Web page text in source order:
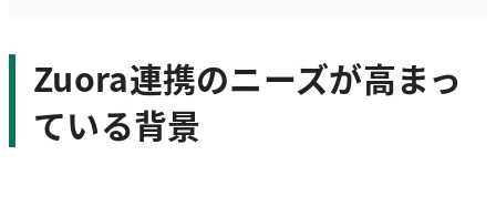
Zuora連携のニーズが高まっ
ている背景